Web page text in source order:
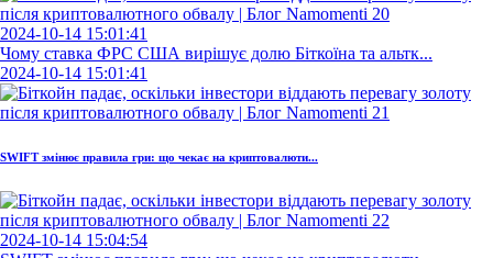
2024-10-14 15:01:41
Чому ставка ФРС США вирішує долю Біткоїна та альтк...
2024-10-14 15:01:41
SWIFT змінює правила гри: що чекає на криптовалюти...
2024-10-14 15:04:54